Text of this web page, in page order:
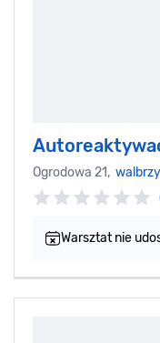
Ogrodowa 21,
Warsztat nie